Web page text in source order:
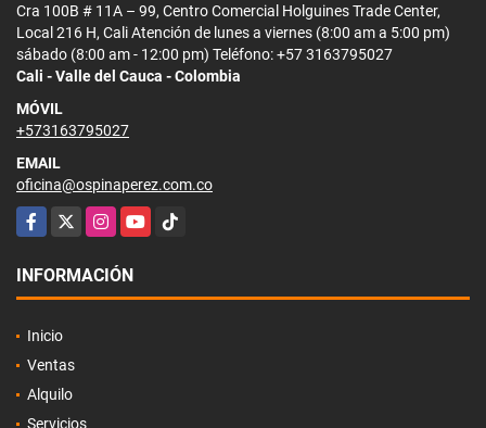
Cra 100B # 11A – 99, Centro Comercial Holguines Trade Center,
Local 216 H, Cali Atención de lunes a viernes (8:00 am a 5:00 pm)
sábado (8:00 am - 12:00 pm) Teléfono: +57 3163795027
Cali - Valle del Cauca - Colombia
MÓVIL
+573163795027
EMAIL
oficina@ospinaperez.com.co
Facebook
X InstagramYouTubeTikTok
INFORMACIÓN
Inicio
Ventas
Alquilo
Servicios